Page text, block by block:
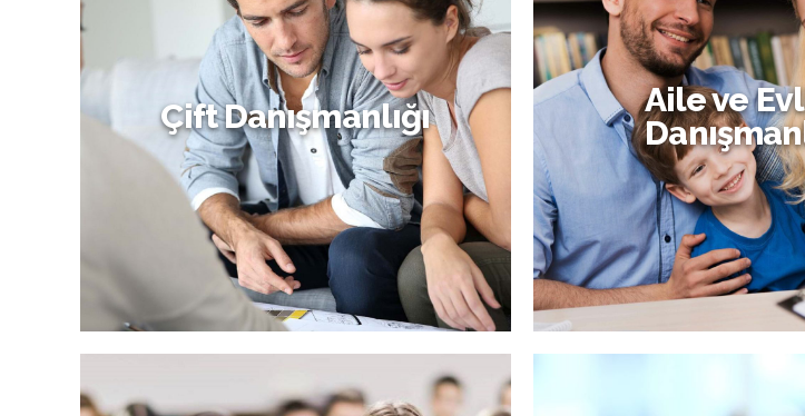
Çift Danışmanlığı
Aile ve